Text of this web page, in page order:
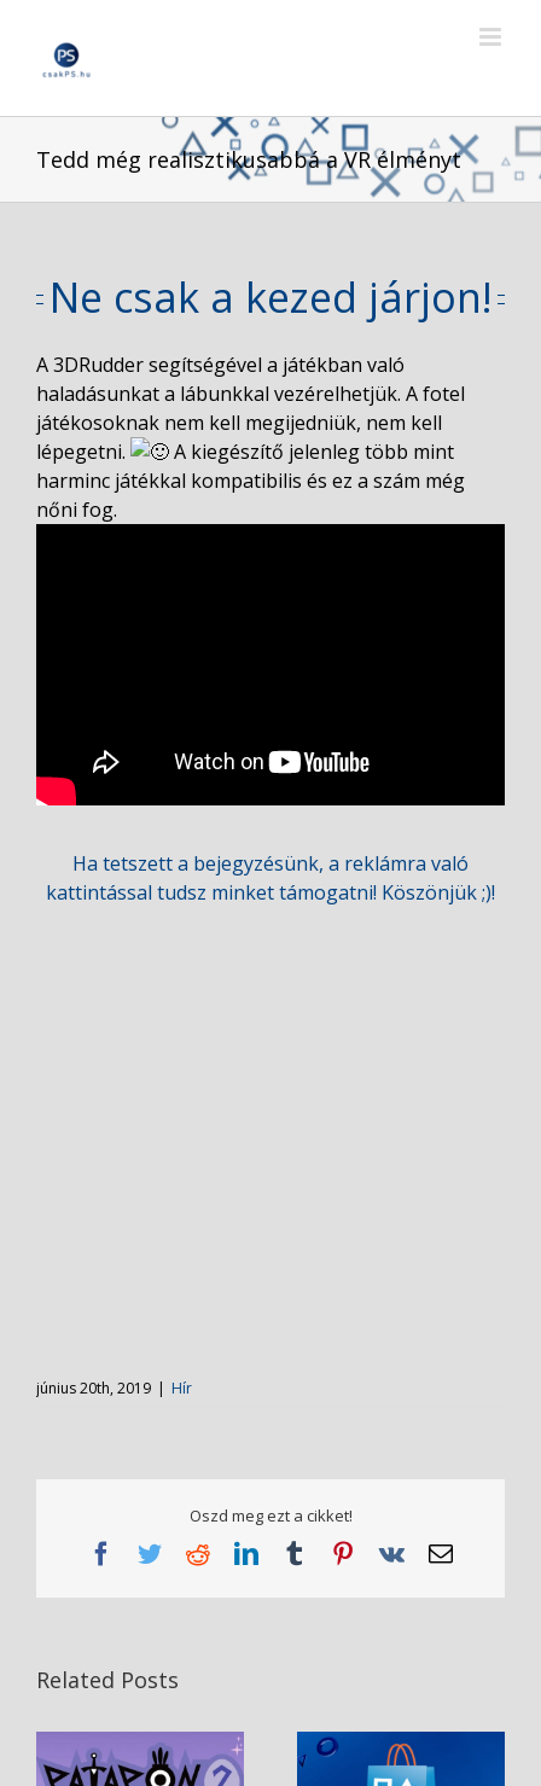
content
Tedd még realisztikusabbá a VR élményt
Ne csak a kezed járjon!
A 3DRudder segítségével a játékban való
haladásunkat a lábunkkal vezérelhetjük. A fotel
játékosoknak nem kell megijedniük, nem kell
lépegetni.
A kiegészítő jelenleg több mint
harminc játékkal kompatibilis és ez a szám még
nőni fog.
Ha tetszett a bejegyzésünk, a reklámra való
kattintással tudsz minket támogatni! Köszönjük ;)!
június 20th, 2019 | Hír
Oszd meg ezt a cikket!
Facebook
TwitterRedditLinkedIn
TumblrPinterest
Vk Email
Related Posts